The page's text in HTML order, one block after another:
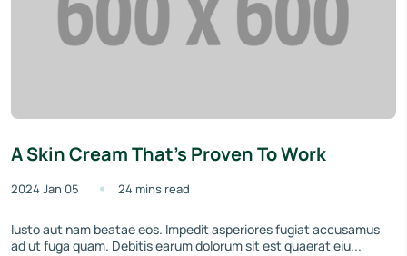
A Skin Cream That’s Proven To Work
2024 Jan 05 24 mins read
Iusto aut nam beatae eos. Impedit asperiores fugiat accusamus
ad ut fuga quam. Debitis earum dolorum sit est quaerat eiu...